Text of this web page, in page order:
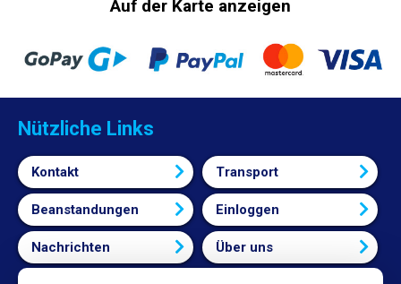
Auf der Karte anzeigen
Nützliche Links
Kontakt Transport
Beanstandungen Einloggen
Nachrichten Über uns